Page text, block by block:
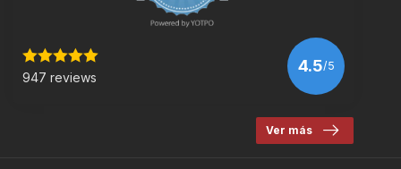
947 reviews
4.5/5
Ver más